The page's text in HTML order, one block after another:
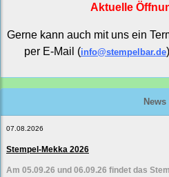
Aktuelle
Gerne kann auch mit uns ein
per E-Mail (info@stempelbar.de
News
07.08.2026
Stempel-Mekka 2026
Am 05.09.26 und 06.09.26 findet das